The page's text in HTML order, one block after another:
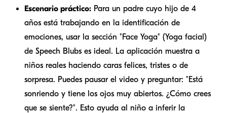
Escenario práctico: Para un padre cuyo hijo de 4
años está trabajando en la identificación de
emociones, usar la sección "Face Yoga" (Yoga facial)
de Speech Blubs es ideal. La aplicación muestra a
niños reales haciendo caras felices, tristes o de
sorpresa. Puedes pausar el video y preguntar: "Está
sonriendo y tiene los ojos muy abiertos. ¿Cómo crees
que se siente?". Esto ayuda al niño a inferir la